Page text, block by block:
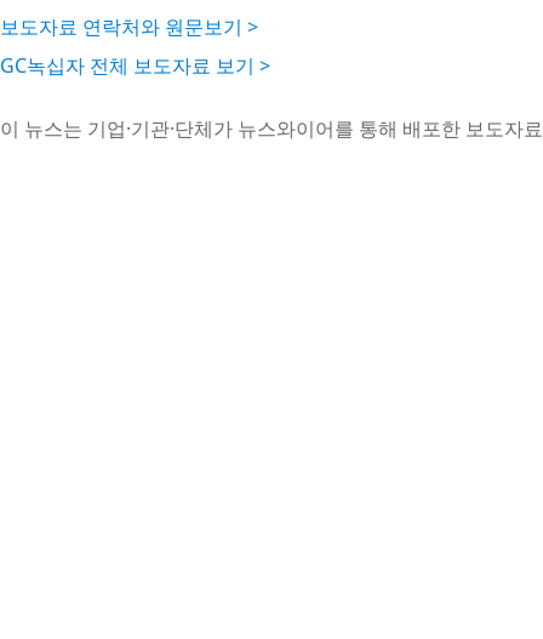
보도자료 연락처와 원문보기 >
GC녹십자 전체 보도자료 보기 >
이 뉴스는 기업·기관·단체가 뉴스와이어를 통해 배포한 보도자